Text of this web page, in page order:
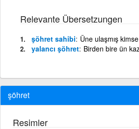
Relevante Übersetzungen
şöhret sahibi Üne ulaşmış kimse
yalancı şöhret Birden bire ün
şöhret
Resimler